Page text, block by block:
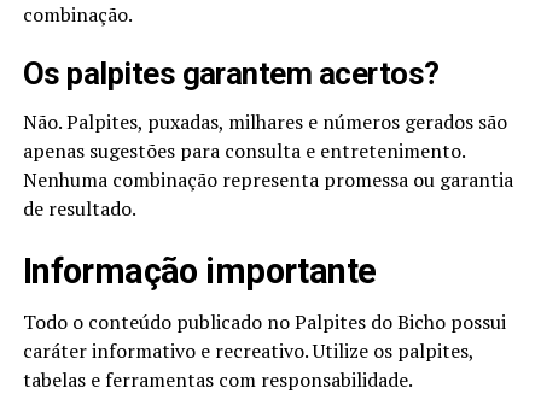
combinação.
Os palpites garantem acertos?
Não. Palpites, puxadas, milhares e números gerados são
apenas sugestões para consulta e entretenimento.
Nenhuma combinação representa promessa ou garantia
de resultado.
Informação importante
Todo o conteúdo publicado no Palpites do Bicho possui
caráter informativo e recreativo. Utilize os palpites,
tabelas e ferramentas com responsabilidade.